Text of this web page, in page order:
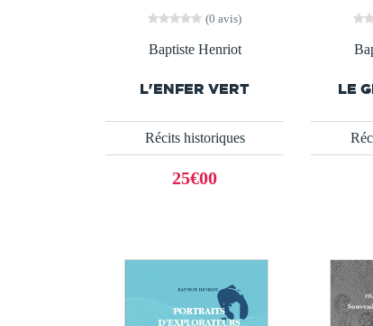
(0 avis)
Baptiste Henriot
L'ENFER VERT
Récits historiques
25€00
LE